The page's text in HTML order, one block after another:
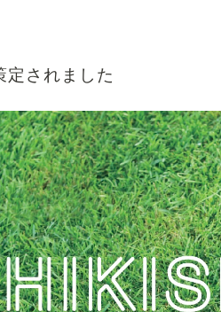
定されました